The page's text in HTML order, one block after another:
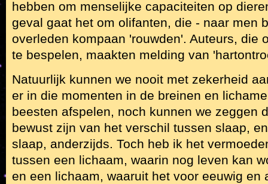
hebben om menselijke capaciteiten op
geval gaat het om olifanten, die - naar men
overleden kompaan 'rouwden'. Auteurs, die
te bespelen, maakten melding van
Natuurlijk kunnen we nooit met zekerheid
er in die momenten in de breinen en
beesten afspelen, noch kunnen we zeggen
bewust zijn van het verschil tussen slaap,
slaap, anderzijds. Toch heb ik het
tussen een lichaam, waarin nog leven kan
en een lichaam, waaruit het voor eeuwig en